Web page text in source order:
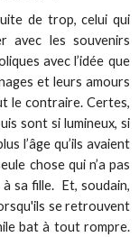
de trop, celui qui
avec les souvenirs
avec l’idée que
et leurs amours
le contraire. Certes,
sont si lumineux, si
l’âge qu’ils avaient
chose qui n’a pas
à sa fille. Et, soudain,
se retrouvent
bat à tout rompre.